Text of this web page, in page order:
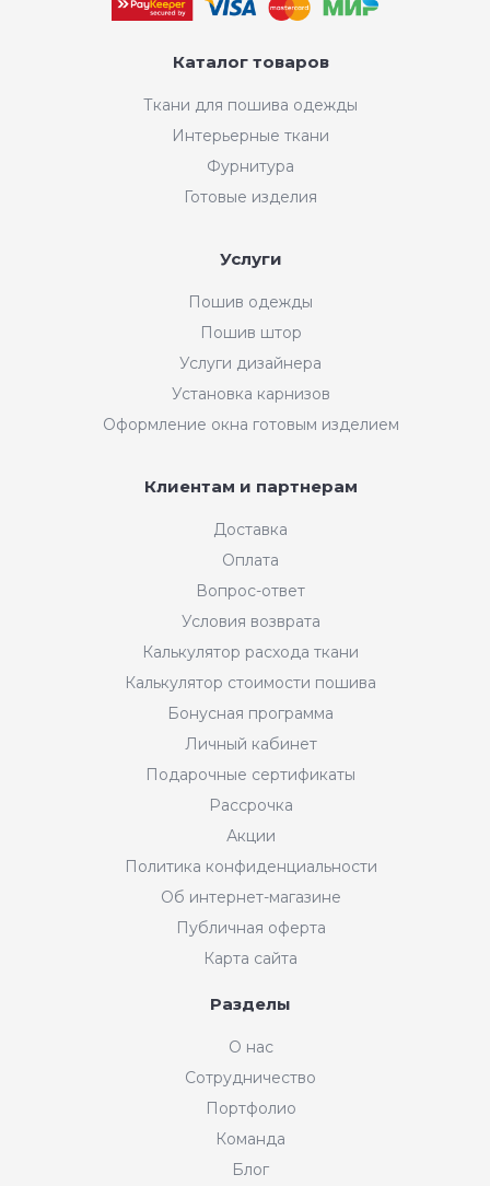
Интернет-магазин "Мир
Добрый день! Готовы Вам
помочь. Напишите нам, если у
Вас появятся вопросы.
магазина: пн-пт с 11:00 до
Каталог товаров
Ткани для пошива одежды
Интерьерные ткани
Фурнитура
Готовые изделия
Услуги
Пошив одежды
Пошив штор
Услуги дизайнера
Установка карнизов
Оформление окна готовым изделием
Клиентам и партнерам
Доставка
Оплата
Вопрос-ответ
Условия возврата
Калькулятор расхода ткани
Калькулятор стоимости пошива
Бонусная программа
Личный кабинет
Подарочные сертификаты
Рассрочка
Акции
Политика конфиденциальности
Об интернет-магазине
Публичная оферта
Карта сайта
Разделы
О нас
Сотрудничество
Портфолио
Команда
Блог